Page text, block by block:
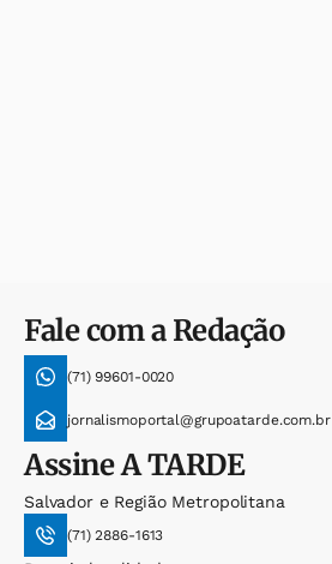
Fale com a Redação
(71) 99601-0020
jornalismoportal@grupoatarde.com.br
AssineA TARDE
Salvador e Região Metropolitana
(71) 2886-1613